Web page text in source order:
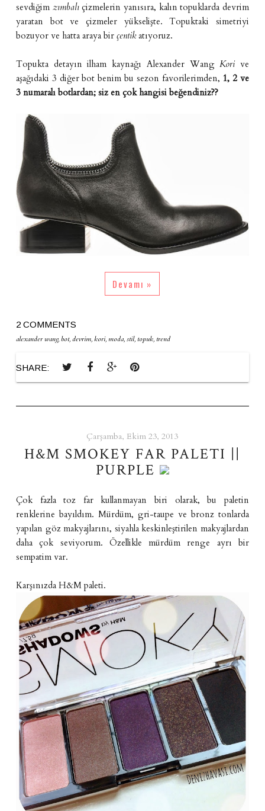
sevdiğim zımbalıçizmelerin yanısıra, kalın topuklarda devrim
yaratan bot ve çizmeler yükselişte. Topuktaki simetriyi
bozuyor ve hatta araya bir çentikatıyoruz.
Topukta detayın ilham kaynağı Alexander WangKorive
aşağıdaki 3 diğer bot benim bu sezon favorilerimden, 1, 2 ve
3 numaralı botlardan; siz en çok hangisi beğendiniz??
Devamı »
2 COMMENTS
alexander wang,bot,devrim,kori, moda,stil,topuk,trend
SHARE:
Çarşamba, Ekim 23, 2013
H&M SMOKEY FAR PALETI ||
PURPLE
Çok fazla toz far kullanmayan biri olarak, bu paletin
renklerine bayıldım. Mürdüm, gri-taupe ve bronz tonlarda
yapılan göz makyajlarını, siyahla keskinleştirilen makyajlardan
daha çok seviyorum. Özellikle mürdüm renge ayrı bir
sempatim var.
Karşınızda H&M paleti.